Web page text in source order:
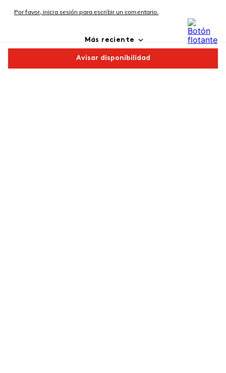
Avisar disponibilidad
Por favor, inicia sesión para escribir un comentario.
Más reciente